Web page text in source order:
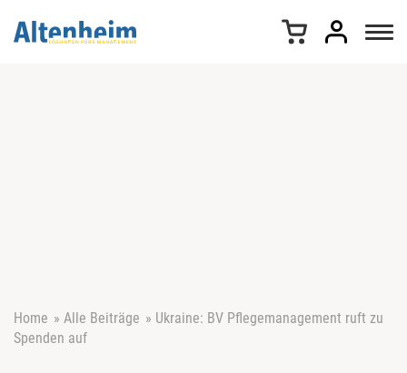
Home » Alle Beiträge » Ukraine: BV Pflegemanagement ruft zu
Spenden auf